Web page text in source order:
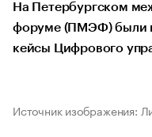
На Петербургском
форуме (ПМЭФ) были
кейсы Цифрового
Источник изображения: